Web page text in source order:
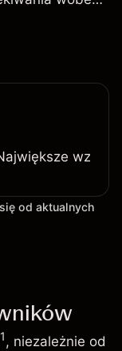
wzrosty
od aktualnych
1, niezależnie od